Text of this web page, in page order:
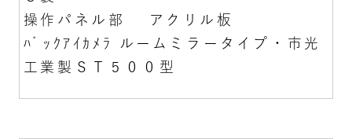
操作パネル部 アクリル板
ﾊﾞｯｸｱｲｶﾒﾗ ルームミラータイプ・市光
工業製ＳＴ５００型